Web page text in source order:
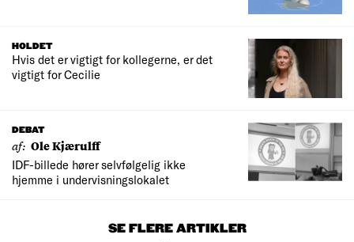
HOLDET
Hvis det er vigtigt for kollegerne, er det
vigtigt for Cecilie
DEBAT
af: Ole Kjærulff
IDF-billede hører selvfølgelig ikke
hjemme i undervisningslokalet
SE FLERE ARTIKLER